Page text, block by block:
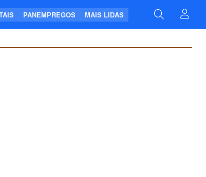
PANEMPREGOS MAIS LIDAS